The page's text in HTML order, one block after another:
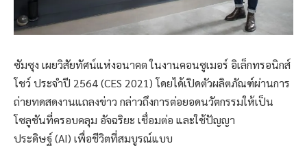
ซัมซุง เผยวิสัยทัศน์แห่งอนาคต ในงานคอนซูเมอร์ อิเล็กทรอนิกส์
โชว์ ประจำปี 2564 (CES 2021) โดยได้เปิดตัวผลิตภัณฑ์ผ่านการ
ถ่ายทดสดงานแถลงข่าว กล่าวถึงการต่อยอดนวัตกรรมให้เป็น
โซลูชันที่ครอบคลุม อัจฉริยะ เชื่อมต่อ และใช้ปัญญา
ประดิษฐ์ (AI) เพื่อชีวิตที่สมบูรณ์แบบ